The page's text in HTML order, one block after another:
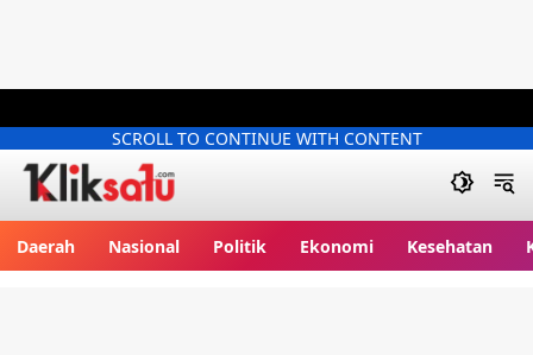
SCROLL TO CONTINUE WITH CONTENT
Daerah Nasional Politik Ekonomi Kesehatan